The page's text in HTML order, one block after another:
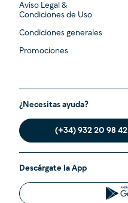
Aviso Legal &
Condiciones de Uso
Condiciones generales
Promociones
¿Necesitas ayuda?
(+34) 932 20 98 42
Descárgate la App